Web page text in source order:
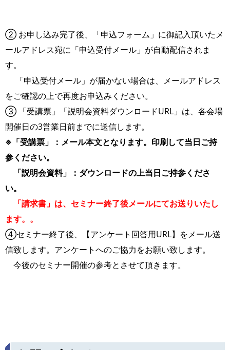
② お申し込み完了後、「申込フォーム」に御記入頂いたメ
ールアドレス宛に「申込受付メール」が自動配信されま
す。
「申込受付メール」が届かない場合は、メールアドレス
をご確認の上で再度お申込みください。
③ 「受講票」「説明会資料ダウンロードURL」は、各会場
開催日の3営業日前までに送信します。
※「受講票」：メール本文となります。印刷して当日ご持
参ください。
「説明会資料」：ダウンロードの上当日ご持参くださ
い。
「請求書」は、セミナー終了後メールにてお送りいたし
ます。。
④セミナー終了後、【アンケート回答用URL】をメール送
信致します。アンケートへのご協力をお願い致します。
今後のセミナー開催の参考とさせて頂きます。